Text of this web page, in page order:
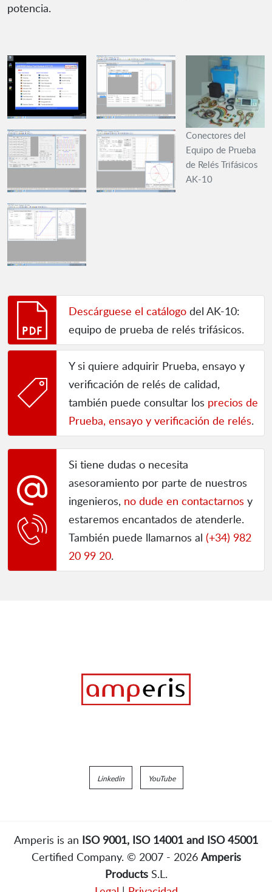
potencia.
Conectores del
Equipo de Prueba
de Relés Trifásicos
AK-10
Descárguese el catálogo del AK-10:
equipo de prueba de relés trifásicos.
Y si quiere adquirir Prueba, ensayo y
verificación de relés de calidad,
también puede consultar los precios de
Prueba, ensayo y verificación de relés.
Si tiene dudas o necesita
asesoramiento por parte de nuestros
ingenieros, no dude en contactarnos y
estaremos encantados de atenderle.
También puede llamarnos al (+34) 982
20 99 20.
Linkedin YouTube
Amperis is an ISO 9001, ISO 14001 and ISO 45001
Certified Company. © 2007 - 2026 Amperis
ProductsS.L.